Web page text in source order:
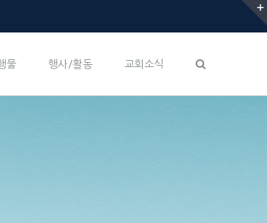
물 행사/활동 교회소식